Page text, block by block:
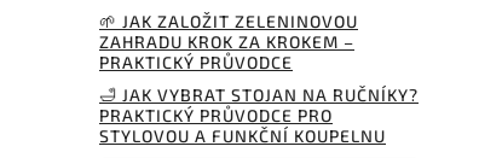
🌱 JAK ZALOŽIT ZELENINOVOU
ZAHRADU KROK ZA KROKEM –
PRAKTICKÝ PRŮVODCE
🛁 JAK VYBRAT STOJAN NA RUČNÍKY?
PRAKTICKÝ PRŮVODCE PRO
STYLOVOU A FUNKČNÍ KOUPELNU